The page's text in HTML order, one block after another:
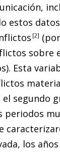
estos
s 2
sobre
Esta
el segundo
los